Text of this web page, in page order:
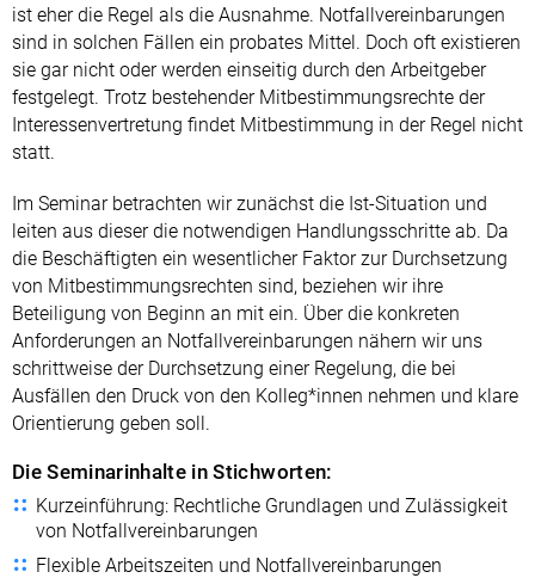
ist eher die Regel als die Ausnahme. Notfallvereinbarungen
sind in solchen Fällen ein probates Mittel. Doch oft existieren
sie gar nicht oder werden einseitig durch den Arbeitgeber
festgelegt. Trotz bestehender Mitbestimmungsrechte der
Interessenvertretung findet Mitbestimmung in der Regel nicht
statt.
Im Seminar betrachten wir zunächst die Ist-Situation und
leiten aus dieser die notwendigen Handlungsschritte ab. Da
die Beschäftigten ein wesentlicher Faktor zur Durchsetzung
von Mitbestimmungsrechten sind, beziehen wir ihre
Beteiligung von Beginn an mit ein. Über die konkreten
Anforderungen an Notfallvereinbarungen nähern wir uns
schrittweise der Durchsetzung einer Regelung, die bei
Ausfällen den Druck von den Kolleg*innen nehmen und klare
Orientierung geben soll.
Die Seminarinhalte in Stichworten:
Kurzeinführung: Rechtliche Grundlagen und Zulässigkeit
von Notfallvereinbarungen
Flexible Arbeitszeiten und Notfallvereinbarungen